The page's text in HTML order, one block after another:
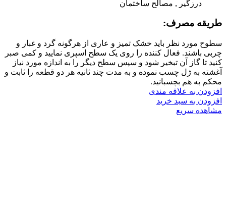
درزگیر , مصالح ساختمان
طریقه مصرف:
سطوح مورد نظر باید خشک تمیز و عاری از هرگونه گرد و غبار و
چربی باشند. فعال کننده را روی یک سطح اسپری نمایید و کمی صبر
کنید تا گاز آن تبخیر شود و سپس سطح دیگر را به اندازه مورد نیاز
آغشته به ژل چسب نموده و به مدت چند ثانیه هر دو قطعه را ثابت و
محکم به هم بچسبانید.
افزودن به علاقه مندی
افزودن به سبد خرید
مشاهده سریع